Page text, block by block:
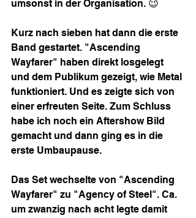
umsonst in der Organisation. 😉
Kurz nach sieben hat dann die erste
Band gestartet. "Ascending
Wayfarer" haben direkt losgelegt
und dem Publikum gezeigt, wie Metal
funktioniert. Und es zeigte sich von
einer erfreuten Seite. Zum Schluss
habe ich noch ein Aftershow Bild
gemacht und dann ging es in die
erste Umbaupause.
Das Set wechselte von "Ascending
Wayfarer" zu "Agency of Steel". Ca.
um zwanzig nach acht legte damit